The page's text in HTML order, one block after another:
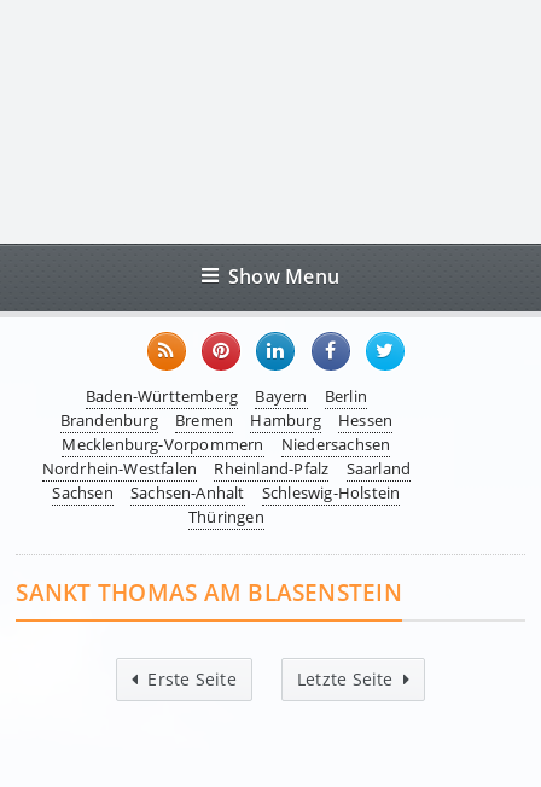
Show Menu
Baden-Württemberg Bayern
Berlin
Brandenburg
Bremen Hamburg
Hessen
Mecklenburg-Vorpommern
Niedersachsen
Nordrhein-Westfalen
Rheinland-Pfalz
Saarland
Sachsen
Sachsen-Anhalt
Schleswig-Holstein
Thüringen
SANKT THOMAS AM BLASENSTEIN
Erste Seite Letzte Seite